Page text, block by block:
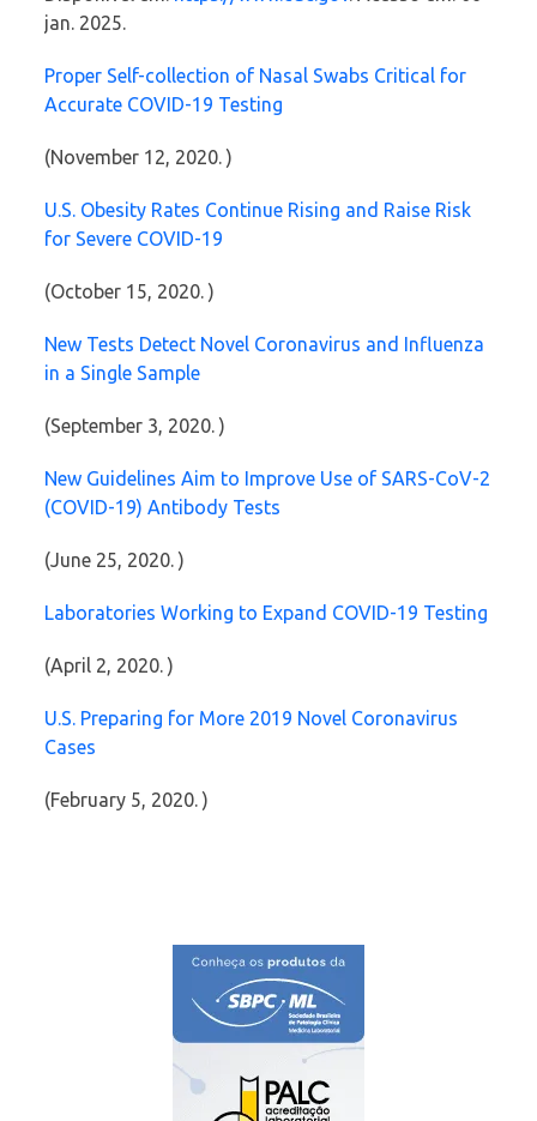
jan. 2025.
Proper Self-collection of Nasal Swabs Critical for
Accurate COVID-19 Testing
(November 12, 2020. )
U.S. Obesity Rates Continue Rising and Raise Risk
for Severe COVID-19
(October 15, 2020. )
New Tests Detect Novel Coronavirus and Influenza
in a Single Sample
(September 3, 2020. )
New Guidelines Aim to Improve Use of SARS-CoV-2
(COVID-19) Antibody Tests
(June 25, 2020. )
Laboratories Working to Expand COVID-19 Testing
(April 2, 2020. )
U.S. Preparing for More 2019 Novel Coronavirus
Cases
(February 5, 2020. )